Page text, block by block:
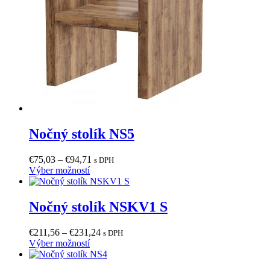
Nočný stolík NS5
€75,03 – €94,71 Price
€75,03
€94,71
s DPH
Výber možnostíTento
produkt
viacero
variantov.
si
môžete
vybrať
Nočný stolík NSKV1 S
€211,56 – €231,24Price
€211,56
s DPH
Výber možnostíTento
produkt